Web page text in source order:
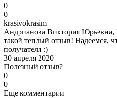
0
0
krasivokrasim
Андрианова Виктория Юрьевна,
такой теплый отзыв! Надеемся,
получателя :)
30 апреля 2020
Полезный отзыв?
0
0
Еще комментарии